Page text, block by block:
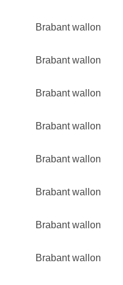
Brabant wallon
Brabant wallon
Brabant wallon
Brabant wallon
Brabant wallon
Brabant wallon
Brabant wallon
Brabant wallon